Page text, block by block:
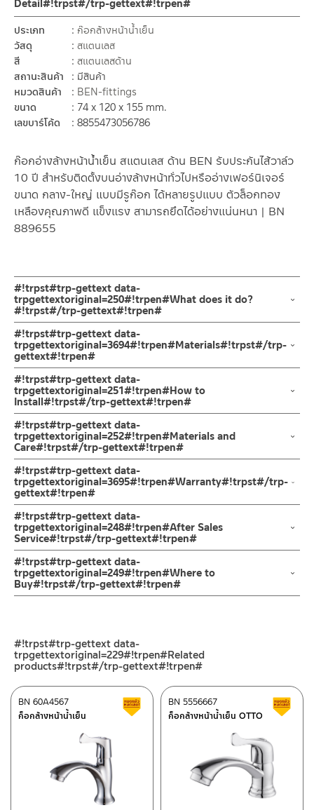
ก๊อกอ่างล้างหน้าน้ำเย็น สแตนเลส ด้าน BEN รับประกันไส้วาล์ว
10 ปี สำหรับติดตั้งบนอ่างล้างหน้าทั่วไปหรืออ่างเฟอร์นิเจอร์
ขนาด กลาง-ใหญ่ แบบมีรูก๊อก ได้หลายรูปแบบ ตัวล็อกทอง
เหลืองคุณภาพดี แข็งแรง สามารถยึดได้อย่างแน่นหนา | BN
889655
Detail#!trpst#/trp-gettext#!trpen#
ประเภท
ก๊อกล้างหน้าน้ำเย็น
วัสดุ
สแตนเลส
สี
สแตนเลสด้าน
สถานะสินค้า
มีสินค้า
หมวดสินค้า
BEN-fittings
ขนาด
74 x 120 x 155 mm.
เลขบาร์โค้ด
8855473056786
#!trpst#trp-gettext data-
trpgettextoriginal=250#!trpen#What does it do?
#!trpst#/trp-gettext#!trpen#
ก๊อกน้ำ ก๊อกน้ำอ่างล้างหน้า ก๊อกอ่างล้างมือ น้ำเย็น ผลิตจากสแตน
เลส เกรด 304 ด้าน ก้านเปิด-ปิดแบบปัด ล็อกใต้ก๊อกเป็นเกลียวทอง
เหลืองคุณภาพดี รับประกันวาล์วน้ำไม่รั่วซึม 10 ปี
ก๊อกน้ำล้างหน้า ก๊อกน้ำล้างมือแบบน้ำเย็น ผลิตจากสแตนเลส เกรด 304
ทนทานแข็งแรง ต้านการกัดกร่อนสูง และไม่ขึ้นสนิม ไม่เป็นรอยคราบน้ำ
ตัวก๊อกออกแบบให้ปากก๊อกทำองศาการปล่อยได้อย่างเหมาะสม สะดวก
ต่อการชำระล้าง ให้การล้างให้น้ำไม่กระเด็น การเปิดน้ำออกแบบมือจับ
เป็นก้านปัด ทำให้สะดวกในการเปิด-ปิด การติดตั้งก็ง่ายด้วยตัวล็อกฐาน
ก๊อกทองเหลืองที่แข็งแรงทนทาน ใช้เพียงมือหมุนล็อค เพื่อเป็นการ
ยืนยันความคงทนของวาล์วน้ำ จึงกล้ารับประกัน 10 ปี เต็ม
#!trpst#trp-gettext data-
trpgettextoriginal=3694#!trpen#Materials#!trpst#/trp-
gettext#!trpen#
ตัวก๊อกน้ำ
ผลิตจากสแตนเลส
#!trpst#trp-gettext data-
trpgettextoriginal=251#!trpen#How to
Install#!trpst#/trp-gettext#!trpen#
ข้อแนะนำในการติดตั้งสำหรับ การติดตั้ง ก๊อกน้ำ วาล์วเปิดปิดน้ำ
ฝักบัว และ ชุดสายฉีดชำระ
สำหรับการติดตั้งใหม่ ให้ไล่ฝุ่น เศษทราย เศษท่อ ออกจากท่อน้ำก่อนติด
ตั้งสินค้า โดยปล่อยน้ำให้ไหลออกจากท่อนาน 1 นาที เพื่อให้แรงน้ำพัด
พาเศษละอองต่างๆ ออกจากท่อน้ำ มิเช่นนั้นสิ่งสกปรกจะเข้าไปภายใน
สินค้าและสร้างความเสียหายได้ หากตรวจพบเศษละอองต่างๆในสินค้า
จะไม่อยู่ในเงื่อนไขการรับประกัน
#!trpst#trp-gettext data-
trpgettextoriginal=252#!trpen#Materials and
Care#!trpst#/trp-gettext#!trpen#
คำแนะนำในการดูแลรักษาผลิตภัณฑ์
1. ไม่ทำสินค้าให้เกิดความเสียหายอื่น ๆ นอกจากการใช้งานปกติ เช่นไม่
ทำตก ไม่งัดหรือโยกสินค้าแรงๆ
2. ทำความสะอาดสินค้าโดยการใช้ผ้านุ่มๆชุบน้ำหมาดๆแล้วเช็ดให้แห้ง
3. ห้ามใช้สารเคมีที่มีฤทธิ์เป็นกรด ในการทำความสะอาด เนื่องจากผิว
ของสินค้าจะเสียหายได้
4. ห้ามใช้แปรง วัสดุแข็ง หยาบ ห้ามใช้ฝอยขัดทำความสะอาด ขัดหรือถู
บนตัวสินค้า ซึ่งจะสร้างความเสียหายให้เกิดขึ้นกับผิวของสินค้าได้
#!trpst#trp-gettext data-
trpgettextoriginal=3695#!trpen#Warranty#!trpst#/trp-
gettext#!trpen#
รับประกันไส้วาล์ว ไม่รั่วซึม 10 ปี
#!trpst#trp-gettext data-
trpgettextoriginal=248#!trpen#After Sales
Service#!trpst#/trp-gettext#!trpen#
ช่องทางออนไลน์
– Email: contact@charnpaiboon.com
– LINE: @Rasland
ศูนย์บริการและอะไหล่ กรุงเทพฯ
662/61-62 ถนน พระราม3 แขวงบางโพงพาง เขตยานนาวา กรุงเทพฯ
โทร: 02-358-0080 / 080-075-8668 / 091-545-0556
#!trpst#trp-gettext data-
trpgettextoriginal=249#!trpen#Where to
Buy#!trpst#/trp-gettext#!trpen#
– Shopee
–Lazada
–ซื้อสินค้าชิ้นนี้บน Shopee>>คลิกที่นี่<<
–ซื้อสินค้าชิ้นนี้บน Lazada>> คลิกที่นี่<<
ติดต่อพนักงานขาย / Contact Sales Staff
@charnpaiboon.sales
#!trpst#trp-gettext data-
trpgettextoriginal=229#!trpen#Related
products#!trpst#/trp-gettext#!trpen#
ก็อกล้างหน้าน้ำเย็น
BN 60A4567 สินค้าลดราคา เคลียร์สต็อก
ก็อกล้างหน้าน้ำเย็น OTTO
BN 5556667